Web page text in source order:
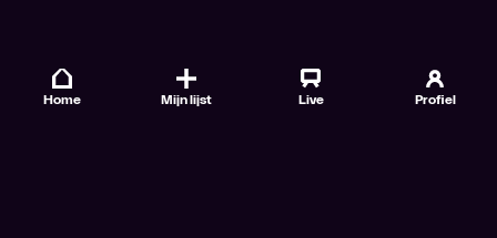
Home Mijn lijst Live Profiel